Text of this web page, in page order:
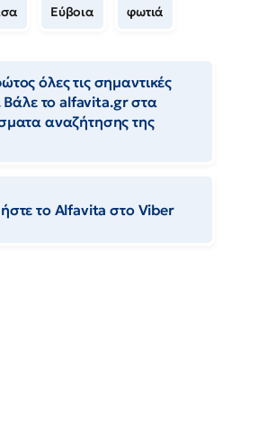
Εύβοια φωτιά
όλες τις σημαντικές
Βάλε το alfavita.gr στα
αναζήτησης της
το Αlfavita στο Viber